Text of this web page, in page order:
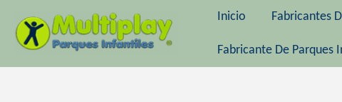
contenido
Inicio Fabricantes
Fabricante De Parques